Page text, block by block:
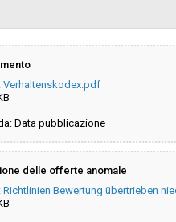
Gara in busta chiusa
-
Helga Plankensteiner
Helga Plankensteiner
Verhaltenskodex.pdf
Data pubblicazione
delle offerte anomale
Richtlinien Bewertung übertrieben